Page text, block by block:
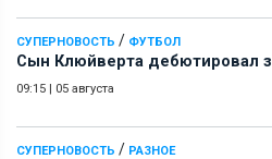
СУПЕРНОВОСТЬ / ФУТБОЛ
Сын Клюйверта дебютировал
09:15 | 05 августа
СУПЕРНОВОСТЬ / РАЗНОЕ